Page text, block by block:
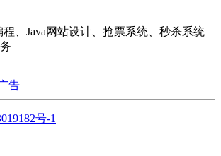
、Java网站设计、抢票系统、秒杀系统
告
号-1